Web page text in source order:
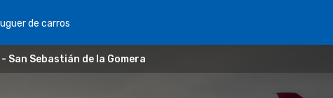
de carros
San Sebastián de la Gomera